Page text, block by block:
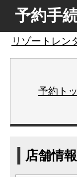
予約手
リゾートレン
予約ト
店舗情報